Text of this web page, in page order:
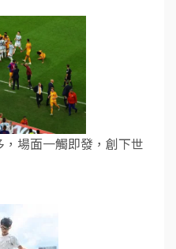
場面一觸即發，創下世